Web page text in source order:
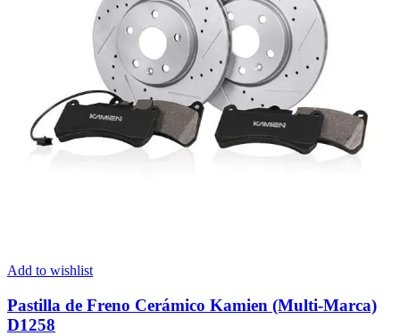
Add to wishlist
Pastilla de Freno Cerámico Kamien (Multi-Marca)
D1258